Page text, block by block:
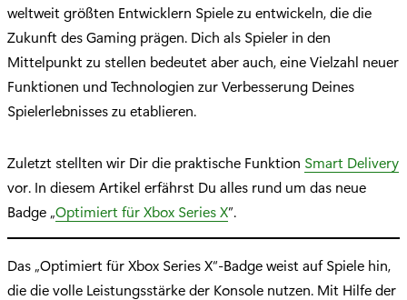
weltweit größten Entwicklern Spiele zu entwickeln, die die
Zukunft des Gaming prägen. Dich als Spieler in den
Mittelpunkt zu stellen bedeutet aber auch, eine Vielzahl neuer
Funktionen und Technologien zur Verbesserung Deines
Spielerlebnisses zu etablieren.
Zuletzt stellten wir Dir die praktische Funktion Smart Delivery
vor. In diesem Artikel erfährst Du alles rund um das neue
Badge „Optimiert für Xbox Series X”.
Das „Optimiert für Xbox Series X“-Badge weist auf Spiele hin,
die die volle Leistungsstärke der Konsole nutzen. Mit Hilfe der